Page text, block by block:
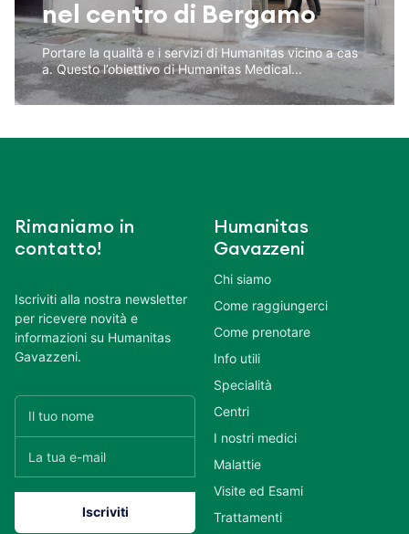
nel centro di Bergamo
Portare la qualità e i servizi di Humanitas vicino a cas
a. Questo l’obiettivo di Humanitas Medical...
Rimaniamo in
contatto!
Iscriviti alla nostra newsletter
per ricevere novità e
informazioni su Humanitas
Gavazzeni.
Humanitas
Gavazzeni
Chi siamo
Come raggiungerci
Come prenotare
Info utili
Specialità
Centri
I nostri medici
Malattie
Visite ed Esami
Trattamenti